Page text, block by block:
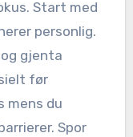
Start med
personlig.
gjenta
før
mens du
Spor